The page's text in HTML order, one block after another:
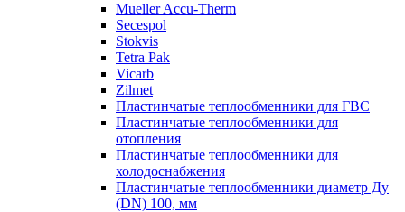
Mueller Accu-Therm
Secespol
Stokvis
Tetra Pak
Vicarb
Zilmet
Пластинчатые теплообменники для ГВС
Пластинчатые теплообменники для
отопления
Пластинчатые теплообменники для
холодоснабжения
Пластинчатые теплообменники диаметр Ду
(DN) 100, мм